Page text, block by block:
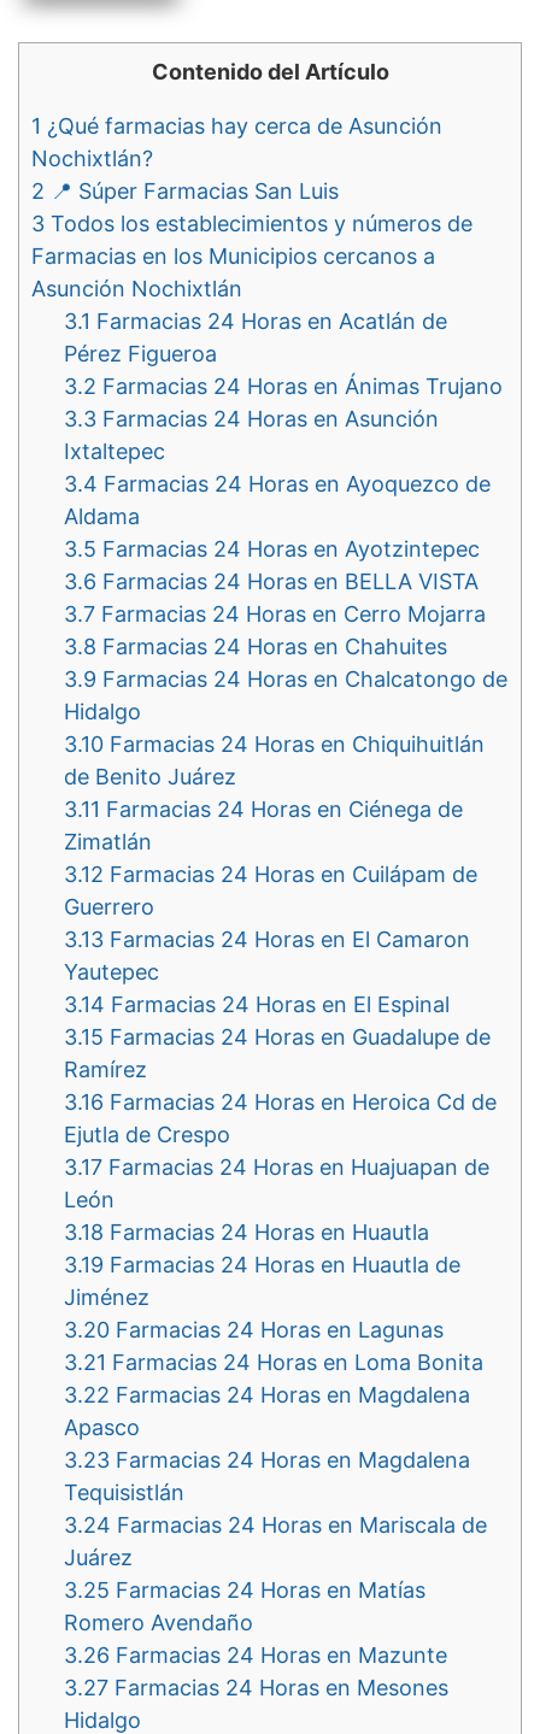
Contenido del Artículo
1 ¿Qué farmacias hay cerca de Asunción
Nochixtlán?
2 📍 Súper Farmacias San Luis
3 Todos los establecimientos y números de
Farmacias en los Municipios cercanos a
Asunción Nochixtlán
3.1 Farmacias 24 Horas en Acatlán de
Pérez Figueroa
3.2 Farmacias 24 Horas en Ánimas Trujano
3.3 Farmacias 24 Horas en Asunción
Ixtaltepec
3.4 Farmacias 24 Horas en Ayoquezco de
Aldama
3.5 Farmacias 24 Horas en Ayotzintepec
3.6 Farmacias 24 Horas en BELLA VISTA
3.7 Farmacias 24 Horas en Cerro Mojarra
3.8 Farmacias 24 Horas en Chahuites
3.9 Farmacias 24 Horas en Chalcatongo de
Hidalgo
3.10 Farmacias 24 Horas en Chiquihuitlán
de Benito Juárez
3.11 Farmacias 24 Horas en Ciénega de
Zimatlán
3.12 Farmacias 24 Horas en Cuilápam de
Guerrero
3.13 Farmacias 24 Horas en El Camaron
Yautepec
3.14 Farmacias 24 Horas en El Espinal
3.15 Farmacias 24 Horas en Guadalupe de
Ramírez
3.16 Farmacias 24 Horas en Heroica Cd de
Ejutla de Crespo
3.17 Farmacias 24 Horas en Huajuapan de
León
3.18 Farmacias 24 Horas en Huautla
3.19 Farmacias 24 Horas en Huautla de
Jiménez
3.20 Farmacias 24 Horas en Lagunas
3.21 Farmacias 24 Horas en Loma Bonita
3.22 Farmacias 24 Horas en Magdalena
Apasco
3.23 Farmacias 24 Horas en Magdalena
Tequisistlán
3.24 Farmacias 24 Horas en Mariscala de
Juárez
3.25 Farmacias 24 Horas en Matías
Romero Avendaño
3.26 Farmacias 24 Horas en Mazunte
3.27 Farmacias 24 Horas en Mesones
Hidalgo